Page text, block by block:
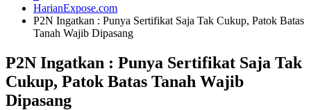
HarianExpose.com
P2N Ingatkan : Punya Sertifikat Saja Tak Cukup, Patok Batas
Tanah Wajib Dipasang
P2N Ingatkan : Punya Sertifikat Saja Tak
Cukup, Patok Batas Tanah Wajib
Dipasang